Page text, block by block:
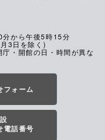
分から午後5時15分
3日を除く)
・開館の日・時間が異な
フォーム
電話番号